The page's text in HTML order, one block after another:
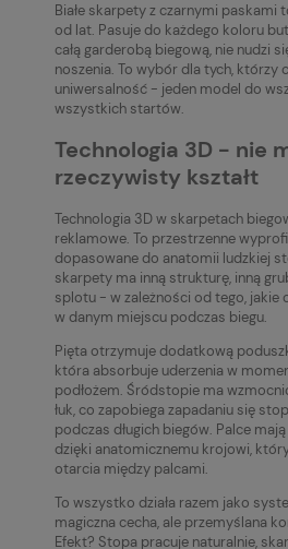
Białe skarpety z czarnymi paskami
od lat. Pasuje do każdego koloru
całą garderobą biegową, nie nudzi
noszenia. To wybór dla tych, którzy
uniwersalność - jeden model do
wszystkich startów.
Technologia 3D - nie
rzeczywisty kształt
Technologia 3D w skarpetach
reklamowe. To przestrzenne
dopasowane do anatomii ludzkiej
skarpety ma inną strukturę, inną
splotu - w zależności od tego, jakie
w danym miejscu podczas biegu.
Pięta otrzymuje dodatkową
która absorbuje uderzenia w
podłożem. Śródstopie ma
łuk, co zapobiega zapadaniu się
podczas długich biegów. Palce
dzięki anatomicznemu krojowi,
otarcia między palcami.
To wszystko działa razem jako
magiczna cecha, ale przemyślana
Efekt? Stopa pracuje naturalnie,